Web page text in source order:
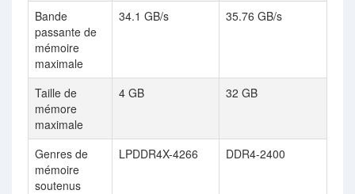
Bande
passante de
mémoire
maximale
34.1 GB/s 35.76 GB/s
Taille de
mémore
maximale
4 GB 32 GB
Genres de
mémoire
soutenus
LPDDR4X-4266 DDR4-2400